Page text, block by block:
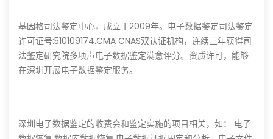
基因格司法鉴定中心，成立于2009年。电子数据鉴定司法鉴定
许可证号:510109174.CMA CNAS双认证机构，连续三年获得司
法鉴定研究院多项声电子数据鉴定满意评分。资质许可，能够
在深圳开展电子数据鉴定服务。
深圳电子数据鉴定的收费会和鉴定实施的项目相关，如： 电子